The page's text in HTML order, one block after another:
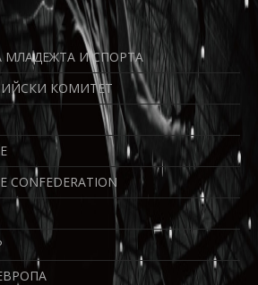
И СПОРТА
КОМИТЕТ
CONFEDERATION